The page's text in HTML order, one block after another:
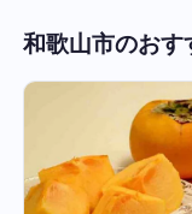
和歌山市のおす